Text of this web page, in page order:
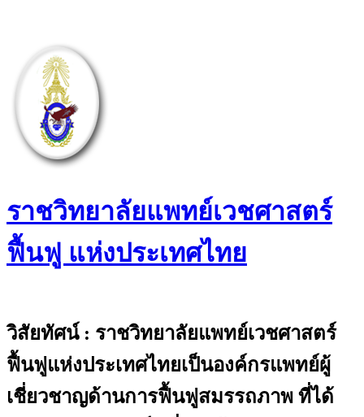
ราชวิทยาลัยแพทย์เวชศาสตร์
ฟื้นฟู แห่งประเทศไทย
วิสัยทัศน์ : ราชวิทยาลัยแพทย์เวชศาสตร์
ฟื้นฟูแห่งประเทศไทยเป็นองค์กรแพทย์ผู้
เชี่ยวชาญด้านการฟื้นฟูสมรรถภาพ ที่ได้